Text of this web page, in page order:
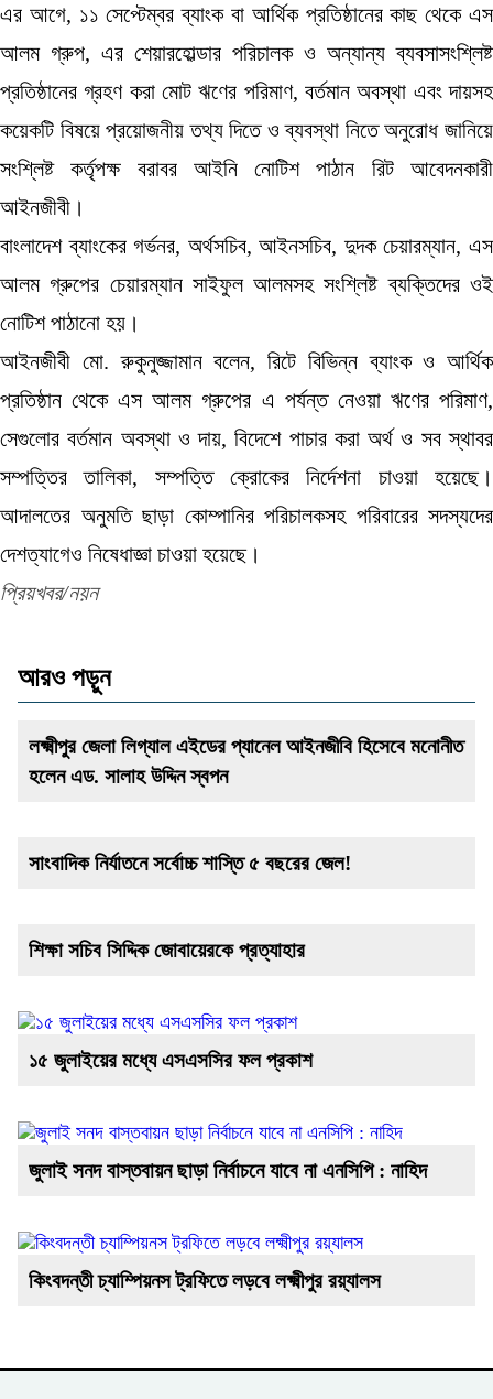
এর আগে, ১১ সেপ্টেম্বর ব্যাংক বা আর্থিক প্রতিষ্ঠানের কাছ থেকে এস
আলম গ্রুপ, এর শেয়ারহোল্ডার পরিচালক ও অন্যান্য ব্যবসাসংশ্লিষ্ট
প্রতিষ্ঠানের গ্রহণ করা মোট ঋণের পরিমাণ, বর্তমান অবস্থা এবং দায়সহ
কয়েকটি বিষয়ে প্রয়োজনীয় তথ্য দিতে ও ব্যবস্থা নিতে অনুরোধ জানিয়ে
সংশ্লিষ্ট কর্তৃপক্ষ বরাবর আইনি নোটিশ পাঠান রিট আবেদনকারী
আইনজীবী।
বাংলাদেশ ব্যাংকের গর্ভনর, অর্থসচিব, আইনসচিব, দুদক চেয়ারম্যান, এস
আলম গ্রুপের চেয়ারম্যান সাইফুল আলমসহ সংশ্লিষ্ট ব্যক্তিদের ওই
নোটিশ পাঠানো হয়।
আইনজীবী মো. রুকুনুজ্জামান বলেন, রিটে বিভিন্ন ব্যাংক ও আর্থিক
প্রতিষ্ঠান থেকে এস আলম গ্রুপের এ পর্যন্ত নেওয়া ঋণের পরিমাণ,
সেগুলোর বর্তমান অবস্থা ও দায়, বিদেশে পাচার করা অর্থ ও সব স্থাবর
সম্পত্তির তালিকা, সম্পত্তি ক্রোকের নির্দেশনা চাওয়া হয়েছে।
আদালতের অনুমতি ছাড়া কোম্পানির পরিচালকসহ পরিবারের সদস্যদের
দেশত্যাগেও নিষেধাজ্ঞা চাওয়া হয়েছে।
প্রিয়খবর/নয়ন
আরও পড়ুন
লক্ষ্মীপুর জেলা লিগ্যাল এইডের প্যানেল আইনজীবি হিসেবে মনোনীত
হলেন এড. সালাহ উদ্দিন স্বপন
সাংবাদিক নির্যাতনে সর্বোচ্চ শাস্তি ৫ বছরের জেল!
শিক্ষা সচিব সিদ্দিক জোবায়েরকে প্রত্যাহার
১৫ জুলাইয়ের মধ্যে এসএসসির ফল প্রকাশ
জুলাই সনদ বাস্তবায়ন ছাড়া নির্বাচনে যাবে না এনসিপি : নাহিদ
কিংবদন্তী চ্যাম্পিয়নস ট্রফিতে লড়বে লক্ষ্মীপুর রয়্যালস